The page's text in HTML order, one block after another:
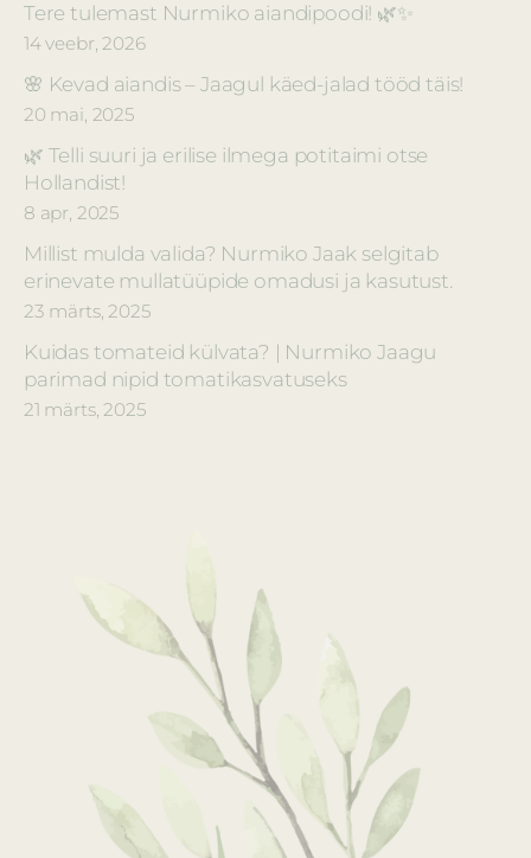
Tere tulemast Nurmiko aiandipoodi! 🌿✨
14 veebr, 2026
🌸 Kevad aiandis – Jaagul käed-jalad tööd täis!
20 mai, 2025
🌿 Telli suuri ja erilise ilmega potitaimi otse
Hollandist!
8 apr, 2025
Millist mulda valida? Nurmiko Jaak selgitab
erinevate mullatüüpide omadusi ja kasutust.
23 märts, 2025
Kuidas tomateid külvata? | Nurmiko Jaagu
parimad nipid tomatikasvatuseks
21 märts, 2025